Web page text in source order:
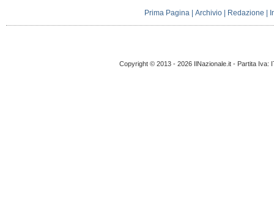
Prima Pagina |Archivio | Redazione |
Copyright © 2013 - 2026 IlNazionale.it - Partita Iva: